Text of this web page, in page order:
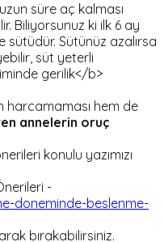
süre aç kalması
Biliyorsunuz ki ilk 6 ay
sütüdür. Sütünüz azalırsa
süt yeterli
gerilik</b>
harcamaması hem de
annelerin oruç
konulu yazımızı
-
doneminde-beslenme-
bırakabilirsiniz.